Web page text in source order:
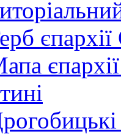
єпархії
єпархії